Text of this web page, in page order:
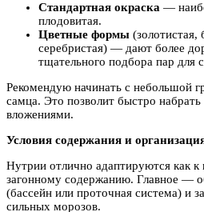
Стандартная окраска —
плодовитая.
Цветные формы (золотистая,
серебристая) — дают более
тщательного подбора пар для
Рекомендую начинать с небольшой
самца. Это позволит быстро
вложениями.
Условия содержания и
Нутрии отлично адаптируются как к
загонному содержанию. Главное —
(бассейн или проточная система) и
сильных морозов.